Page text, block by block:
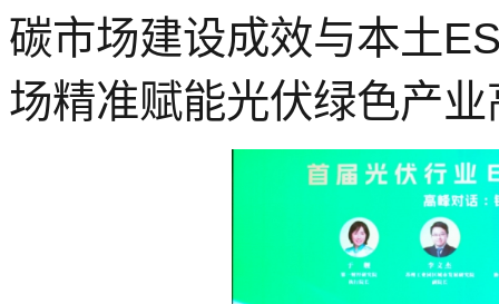
碳市场建设成效与本土
场精准赋能光伏绿色产